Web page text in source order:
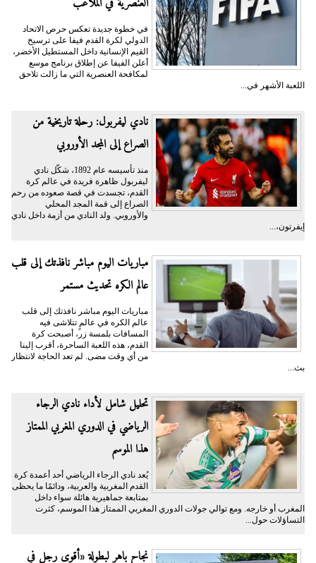
في خطوة جديدة تعكس حرص الاتحاد
الدولي لكرة القدم فيفا على ترسيخ
القيم الإنسانية داخل المستطيل الأخضر،
أعلن الفيفا عن إطلاق برنامج موسع
لمكافحة العنصرية التي ما زالت تلاحق
اللعبة الأشهر في...
نادي ليفربول: رحلة تاريخية من
الصراع إلى المجد الأوروبي
منذ تأسيسه عام 1892، شكّل نادي
ليفربول ظاهرة فريدة في عالم كرة
القدم، تجسدت في قصة صعوده من رحم
الصراع إلى قمة المجد المحلي
والأوروبي. ولد النادي من أزمة داخل نادي
إيفرتون،...
مباريات اليوم مباشر نافذتك إلى قلب
عالم الكره تحديث مستمر
مباريات اليوم مباشر نافذتك إلى قلب
عالم الكره في عالمٍ تتلاشى فيه
المسافات بلمسة زر، أصبحت كرة
القدم، هذه اللعبة الساحرة، أقرب إلينا
من أي وقت مضى. لم تعد الحاجة لانتظار
بث...
تحليل شامل لأداء نادي الرجاء
الرياضي في الدوري المغربي الممتاز
هذا الموسم
يُعد نادي الرجاء الرياضي أحد أعمدة كرة
القدم المغربية والعربية، ودائمًا ما يحظى
بمتابعة جماهيرية هائلة سواء داخل
المغرب أو خارجه. ومع توالي جولات الدوري المغربي الممتاز هذا الموسم، كثرت
التساؤلات حول...
نجاح باهر لبطولة «أقوى رجل في